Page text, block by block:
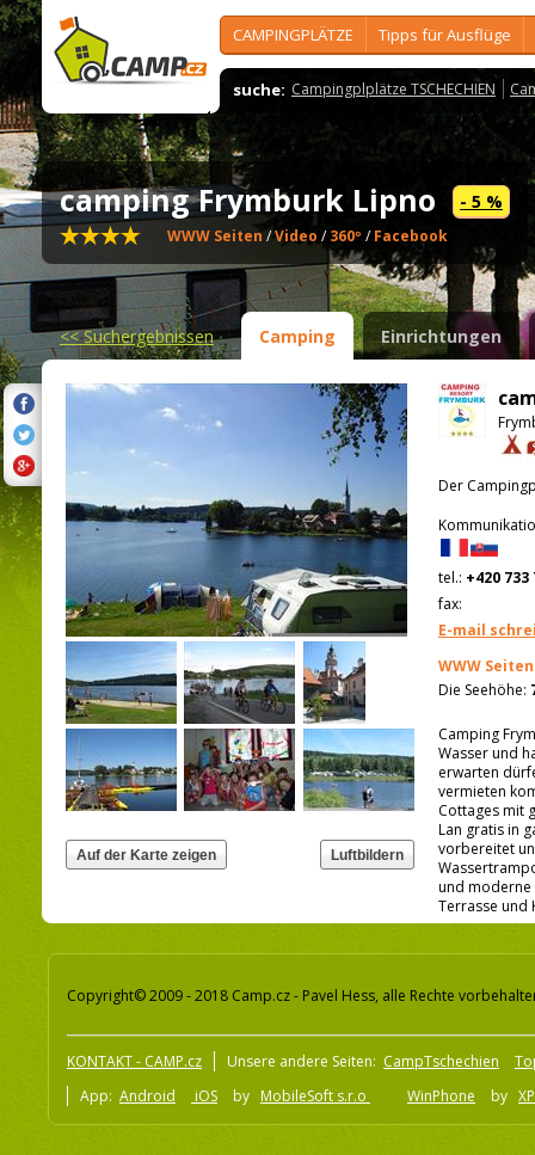
CAMPINGPLÄTZE Tipps für Ausflüge
suche: Campingplplätze TSCHECHIEN
camping Frymburk Lipno - 5 %
WWW Seiten/Video /360º /Facebook
<<Suchergebnissen Camping Einrichtungen
Der
tel.: +420 733
fax:
E-mail
WWW Seiten
Die Seehöhe:
Camping
Wasser und
erwarten
vermieten
Cottages mit
Lan gratis in
vorbereitet
und moderne
Terrasse und
Copyright© 2009 - 2018 Camp.cz - Pavel Hess, alle Rechte
KONTAKT - CAMP.cz Unsere andere Seiten: CampTschechien
App: Android iOS by MobileSoft s.r.o WinPhone by